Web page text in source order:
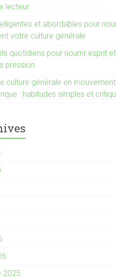
lecteur
et abordables pour
votre culture générale
quotidiens pour nourrir esprit et
pression
culture générale en
: habitudes simples et
2025